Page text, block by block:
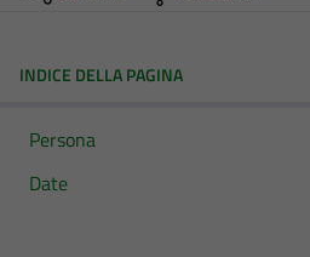
INDICE DELLA PAGINA
Persona
Date